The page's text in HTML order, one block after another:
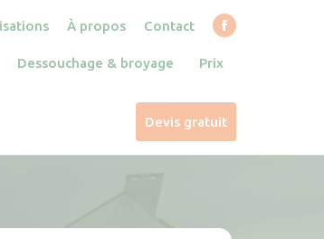
À propos Contact
Facebook
in
new
window
Dessouchage & broyage Prix
Devis gratuit
Devis gratuit